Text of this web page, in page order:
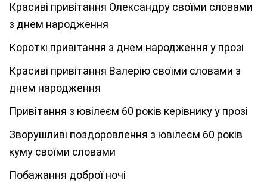
Красиві привітання Олександру своїми словами
з днем народження
Короткі привітання з днем народження у прозі
Красиві привітання Валерію своїми словами з
днем народження
Привітання з ювілеєм 60 років керівнику у прозі
Зворушливі поздоровлення з ювілеєм 60 років
куму своїми словами
Побажання доброї ночі